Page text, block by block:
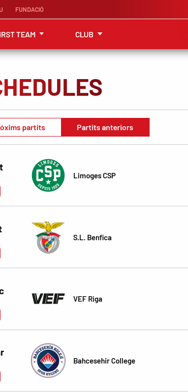
FUNDACIÓ
TEAM CLUB
partits Partits anteriors
Limoges CSP
S.L. Benfica
VEF Riga
Bahcesehir College